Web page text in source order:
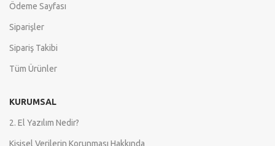
Ödeme Sayfası
Siparişler
Sipariş Takibi
Tüm Ürünler
KURUMSAL
2. El Yazılım Nedir?
Kişisel Verilerin Korunması Hakkında